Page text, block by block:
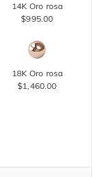
14K Oro rosa
$995.00
18K Oro rosa
$1,460.00